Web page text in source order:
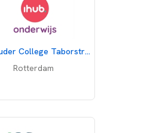
Schreuder College Taborstraat
Rotterdam